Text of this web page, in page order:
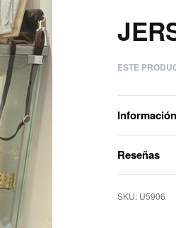
47,95€ 15,00
51,00€
ESTE
Reseñas
U5906